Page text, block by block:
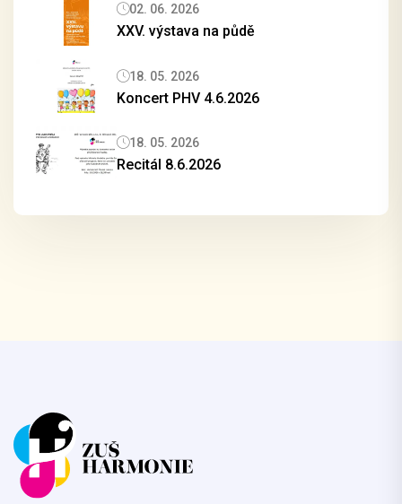
02. 06. 2026
XXV. výstava na půdě
18. 05. 2026
Koncert PHV 4.6.2026
18. 05. 2026
Recitál 8.6.2026